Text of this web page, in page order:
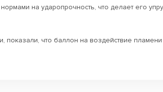
на ударопрочность, что делает его
показали, что баллон на воздействие